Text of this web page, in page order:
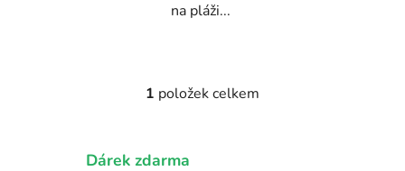
na pláži...
O
1 položek celkem
Dárek zdarma